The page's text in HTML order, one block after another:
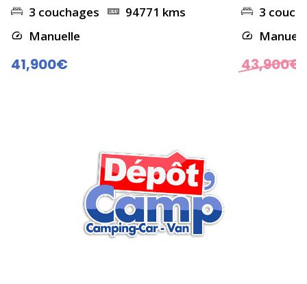
3 couchages
94771 kms
Manuelle
41,900€
3
43,900€